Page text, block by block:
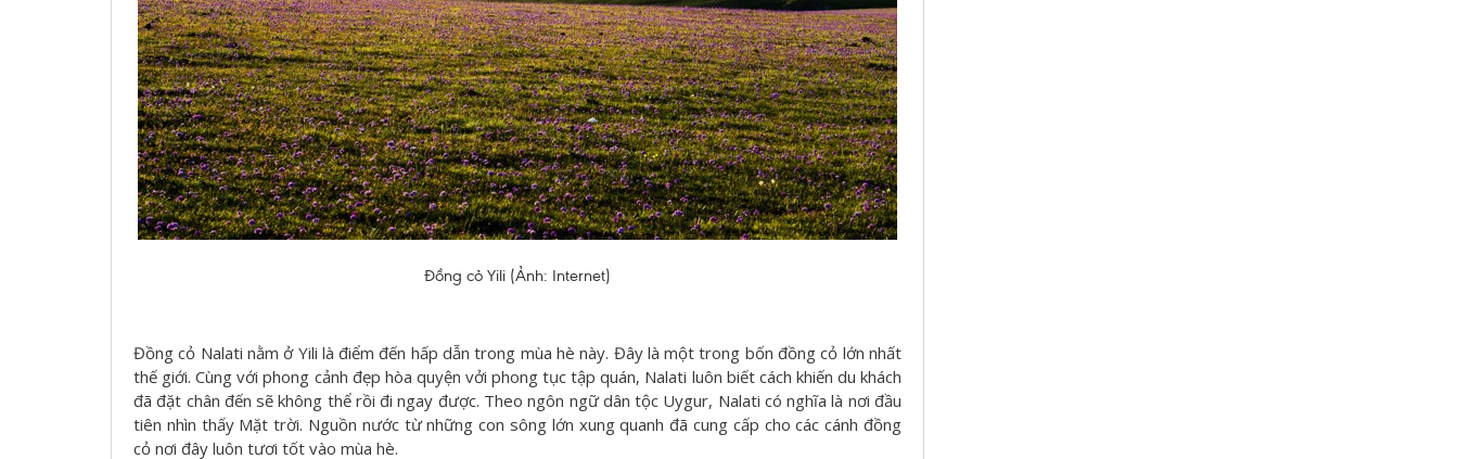
Đồng cỏ Yili (Ảnh: Internet)
Đồng cỏ Nalati nằm ở Yili là điểm đến hấp dẫn trong mùa hè này. Đây là một trong bốn đồng cỏ lớn nhất
thế giới. Cùng với phong cảnh đẹp hòa quyện vởi phong tục tập quán, Nalati luôn biết cách khiến du khách
đã đặt chân đến sẽ không thể rồi đi ngay được. Theo ngôn ngữ dân tộc Uygur, Nalati có nghĩa là nơi đầu
tiên nhìn thấy Mặt trời. Nguồn nước từ những con sông lớn xung quanh đã cung cấp cho các cánh đồng
cỏ nơi đây luôn tươi tốt vào mùa hè.